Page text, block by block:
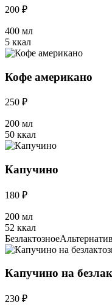
200 ₽
400 мл
5 ккал
Кофе американо
250 ₽
200 мл
50 ккал
Капучино
180 ₽
200 мл
52 ккал
Безлактозное
Капучино на
230 ₽